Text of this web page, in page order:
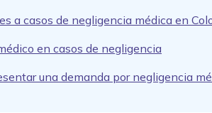
a casos de negligencia médica en
en casos de negligencia
una demanda por negligencia